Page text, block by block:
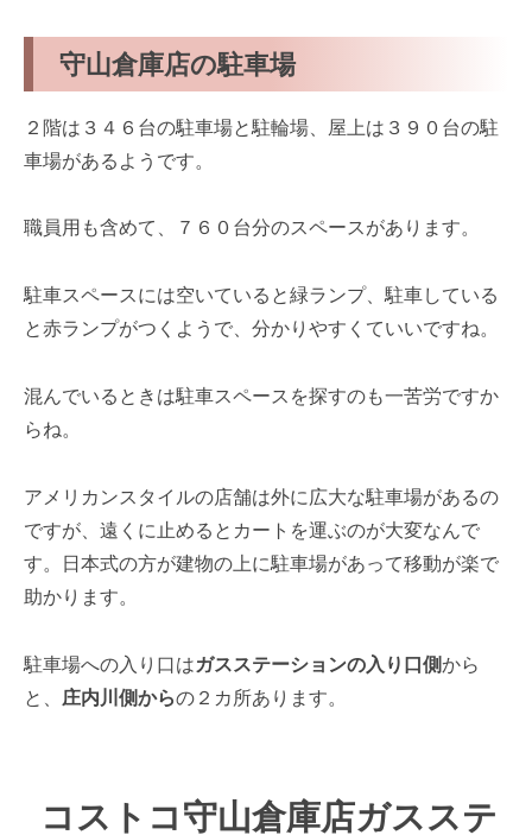
守山倉庫店の駐車場
２階は３４６台の駐車場と駐輪場、屋上は３９０台の駐
車場があるようです。
職員用も含めて、７６０台分のスペースがあります。
駐車スペースには空いていると緑ランプ、駐車している
と赤ランプがつくようで、分かりやすくていいですね。
混んでいるときは駐車スペースを探すのも一苦労ですか
らね。
アメリカンスタイルの店舗は外に広大な駐車場があるの
ですが、遠くに止めるとカートを運ぶのが大変なんで
す。日本式の方が建物の上に駐車場があって移動が楽で
助かります。
駐車場への入り口はガスステーションの入り口側から
と、 庄内川側からの２カ所あります。
コストコ守山倉庫店ガスステ